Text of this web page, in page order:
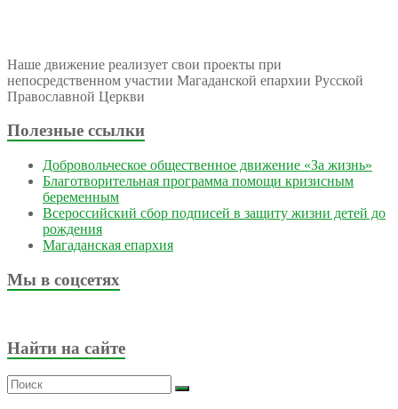
Наше движение реализует свои проекты при
непосредственном участии Магаданской епархии Русской
Православной Церкви
Полезные ссылки
Добровольческое общественное движение «За жизнь»
Благотворительная программа помощи кризисным
беременным
Всероссийский сбор подписей в защиту жизни детей до
рождения
Магаданская епархия
Мы в соцсетях
Найти на сайте